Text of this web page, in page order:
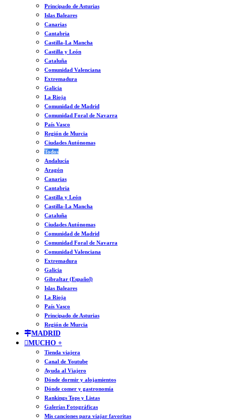
Principado de Asturias
Islas Baleares
Canarias
Cantabria
Castilla-La Mancha
Castilla y León
Cataluña
Comunidad Valenciana
Extremadura
Galicia
La Rioja
Comunidad de Madrid
Comunidad Foral de Navarra
País Vasco
Región de Murcia
Ciudades Autónomas
Todos
Andalucía
Aragón
Canarias
Cantabria
Castilla y León
Castilla-La Mancha
Cataluña
Ciudades Autónomas
Comunidad de Madrid
Comunidad Foral de Navarra
Comunidad Valenciana
Extremadura
Galicia
Gibraltar (Español)
Islas Baleares
La Rioja
País Vasco
Principado de Asturias
Región de Murcia
MADRID
MUCHO +
Tienda viajera
Canal de Youtube
Ayuda al Viajero
Dónde dormir y alojamientos
Dónde comer y gastronomía
Rankings Tops y Listas
Galerías Fotográficas
Mis canciones para viajar favoritas